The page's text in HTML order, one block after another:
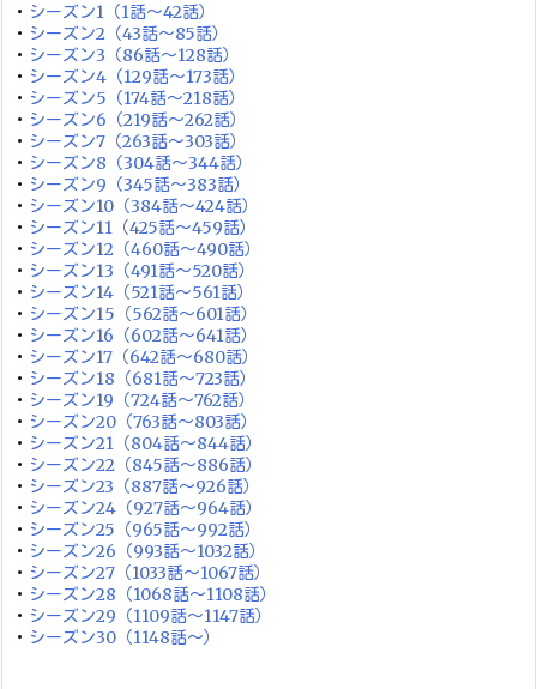
・ シーズン1（1話～42話）
・ シーズン2（43話～85話）
・ シーズン3（86話～128話）
・ シーズン4（129話～173話）
・ シーズン5（174話～218話）
・ シーズン6（219話～262話）
・ シーズン7（263話～303話）
・ シーズン8（304話～344話）
・ シーズン9（345話～383話）
・ シーズン10（384話～424話）
・ シーズン11（425話～459話）
・ シーズン12（460話～490話）
・ シーズン13（491話～520話）
・ シーズン14（521話～561話）
・ シーズン15（562話～601話）
・ シーズン16（602話～641話）
・ シーズン17（642話～680話）
・ シーズン18（681話～723話）
・ シーズン19（724話～762話）
・ シーズン20（763話～803話）
・ シーズン21（804話～844話）
・ シーズン22（845話～886話）
・ シーズン23（887話～926話）
・ シーズン24（927話～964話）
・ シーズン25（965話～992話）
・ シーズン26（993話～1032話）
・ シーズン27（1033話～1067話）
・ シーズン28（1068話～1108話）
・ シーズン29（1109話～1147話）
・ シーズン30（1148話～）